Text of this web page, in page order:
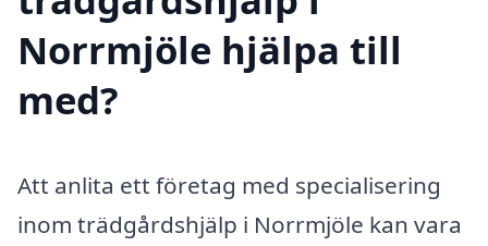
Norrmjöle hjälpa till
med?
Att anlita ett företag med specialisering
inom trädgårdshjälp i Norrmjöle kan vara